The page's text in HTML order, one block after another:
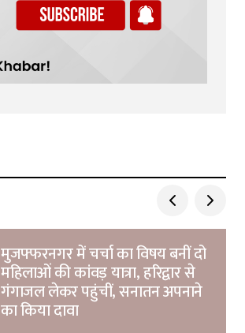
मुजफ्फरनगर में चर्चा का विषय बनीं दो
महिलाओं की कांवड़ यात्रा, हरिद्वार से
गंगाजल लेकर पहुंचीं, सनातन अपनाने
का किया दावा